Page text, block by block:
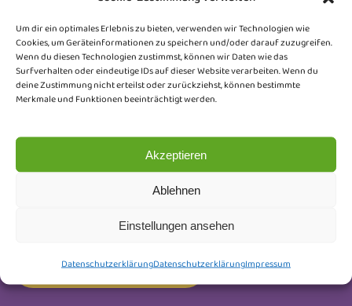
Um dir ein optimales Erlebnis zu bieten, verwenden wir Technologien wie
Cookies, um Geräteinformationen zu speichern und/oder darauf zuzugreifen.
Wenn du diesen Technologien zustimmst, können wir Daten wie das
Surfverhalten oder eindeutige IDs auf dieser Website verarbeiten. Wenn du
deine Zustimmung nicht erteilst oder zurückziehst, können bestimmte
Merkmale und Funktionen beeinträchtigt werden.
Akzeptieren
Ablehnen
Einstellungen ansehen
DatenschutzerklärungDatenschutzerklärungImpressum
Newsletter
unsere Honeybears, Wurfankündigungen, Kitten-
Updates und kleine Einblicke hinter die Kulissen.
Keine Werbung, nur liebevoll ausgesuchte Infos.
Newsletter Anmeldung